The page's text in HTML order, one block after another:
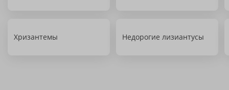
Хризантемы Недорогие лизиантусы